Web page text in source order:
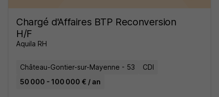
Chargé d'Affaires BTP Reconversion
H/F
Aquila RH
Château-Gontier-sur-Mayenne - 53
CDI
50 000 - 100 000 € / an